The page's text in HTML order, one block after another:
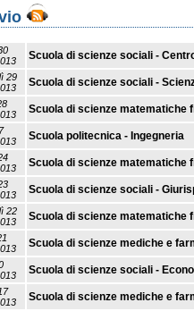
Scuola di scienze sociali -
29
Scuola di scienze sociali -
Scuola di scienze matematiche
Scuola politecnica - Ingegneria
Scuola di scienze matematiche
Scuola di scienze sociali -
22
Scuola di scienze matematiche
Scuola di scienze mediche e
Scuola di scienze sociali -
Scuola di scienze mediche e